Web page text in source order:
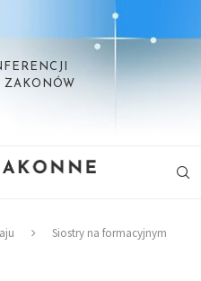
ZAKONÓW
Siostry na formacyjnym